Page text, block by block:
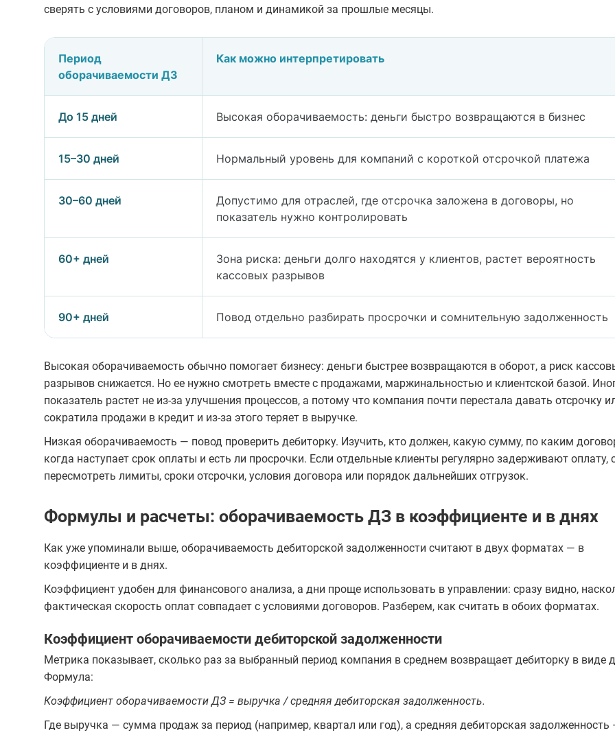
сверять с условиями договоров, планом и динамикой за прошлые месяцы.
Период
оборачиваемости ДЗ
Как можно интерпретировать
До 15 дней Высокая оборачиваемость: деньги быстро возвращаются в бизнес
15–30 дней Нормальный уровень для компаний с короткой отсрочкой платежа
30–60 дней
Допустимо для отраслей, где отсрочка заложена в договоры, но
показатель нужно контролировать
60+ дней
Зона риска: деньги долго находятся у клиентов, растет вероятность
кассовых разрывов
90+ дней Повод отдельно разбирать просрочки и сомнительную задолженность
Высокая оборачиваемость обычно помогает бизнесу: деньги быстрее возвращаются в оборот, а риск
разрывов снижается. Но ее нужно смотреть вместе с продажами, маржинальностью и клиентской базой.
показатель растет не из-за улучшения процессов, а потому что компания почти перестала давать отсрочку
сократила продажи в кредит и из-за этого теряет в выручке.
Низкая оборачиваемость — повод проверить дебиторку. Изучить, кто должен, какую сумму, по каким
когда наступает срок оплаты и есть ли просрочки. Если отдельные клиенты регулярно задерживают оплату,
пересмотреть лимиты, сроки отсрочки, условия договора или порядок дальнейших отгрузок.
Формулы и расчеты: оборачиваемость ДЗ в коэффициенте и в днях
Как уже упоминали выше, оборачиваемость дебиторской задолженности считают в двух форматах — в
коэффициенте и в днях.
Коэффициент удобен для финансового анализа, а дни проще использовать в управлении: сразу видно,
фактическая скорость оплат совпадает с условиями договоров. Разберем, как считать в обоих форматах.
Коэффициент оборачиваемости дебиторской задолженности
Метрика показывает, сколько раз за выбранный период компания в среднем возвращает дебиторку в виде
Формула:
Коэффициент оборачиваемости ДЗ = выручка / средняя дебиторская задолженность.
Где выручка — сумма продаж за период (например, квартал или год), а средняя дебиторская задолженность